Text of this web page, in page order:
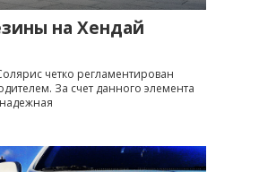
на Хендай
четко регламентирован
За счет данного элемента